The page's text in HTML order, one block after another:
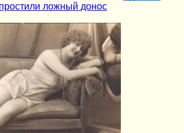
ложный донос